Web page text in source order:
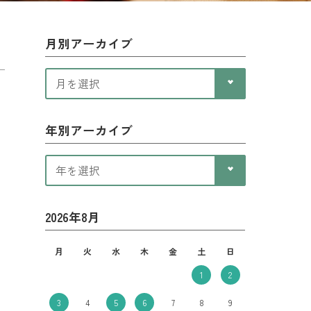
月別アーカイブ
年別アーカイブ
2026年8月
月 火 水 木 金 土
日
1
2
3 4 5 6 7 8 9